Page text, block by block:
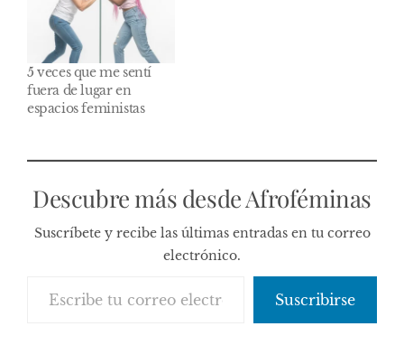
5 veces que me sentí
fuera de lugar en
espacios feministas
Descubre más desde Afroféminas
Suscríbete y recibe las últimas entradas en tu correo
electrónico.
Suscribirse